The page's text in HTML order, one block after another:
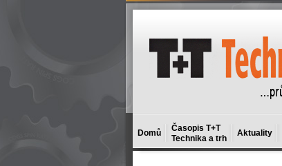
Domů
Časopis T+T
Technika a trh
Aktuality